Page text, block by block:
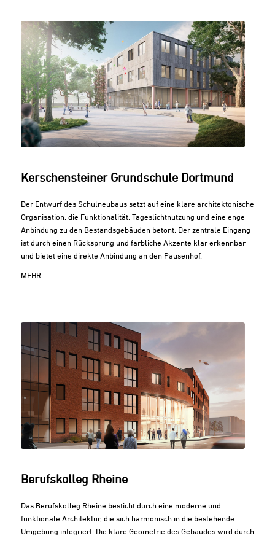
Kerschensteiner Grundschule Dortmund
Der Entwurf des Schulneubaus setzt auf eine klare architektonische
Organisation, die Funktionalität, Tageslichtnutzung und eine enge
Anbindung zu den Bestandsgebäuden betont. Der zentrale Eingang
ist durch einen Rücksprung und farbliche Akzente klar erkennbar
und bietet eine direkte Anbindung an den Pausenhof.
MEHR
Berufskolleg Rheine
Das Berufskolleg Rheine besticht durch eine moderne und
funktionale Architektur, die sich harmonisch in die bestehende
Umgebung integriert. Die klare Geometrie des Gebäudes wird durch